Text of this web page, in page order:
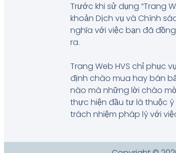
Trước khi sử dụng “Trang
khoản Dịch vụ và Chính
nghĩa với việc bạn đã
ra.
Trang Web HVS chỉ phục
định chào mua hay bán
nào mà những lời chào
thực hiện đầu tư là thuộc
trách nhiệm pháp lý với